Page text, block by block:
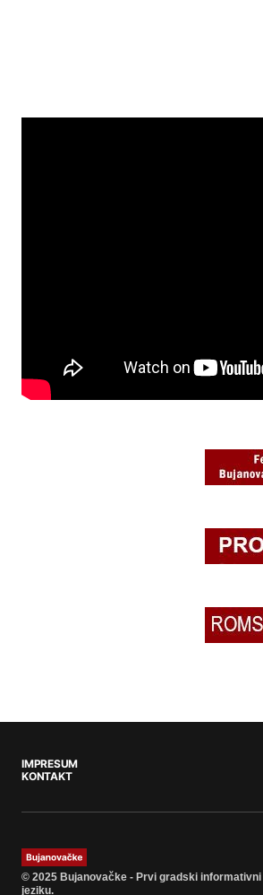
IMPRESUM
KONTAKT
© 2025 Bujanovačke - Prvi gradski
jeziku.